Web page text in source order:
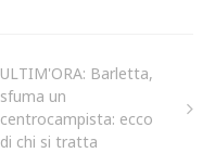
ULTIM'ORA: Barletta,
sfuma un
centrocampista: ecco
di chi si tratta